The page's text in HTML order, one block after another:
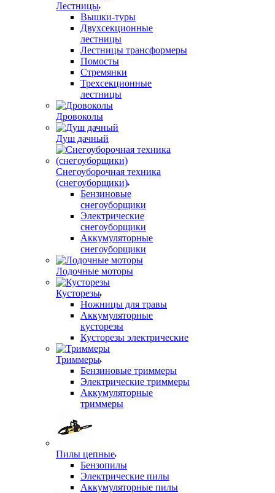
Лестницы
Вышки-туры
Двухсекционные
лестницы
Лестницы трансформеры
Помосты
Стремянки
Трехсекционные
лестницы
Дровоколы
Душ дачный
Снегоуборочная техника
(снегоуборщики)
Бензиновые
снегоуборщики
Электрические
снегоуборщики
Аккумуляторные
снегоуборщики
Лодочные моторы
Кусторезы
Ножницы для травы
Аккумуляторные
кусторезы
Кусторезы электрические
Триммеры
Бензиновые триммеры
Электрические триммеры
Аккумуляторные
триммеры
Пилы цепные
Бензопилы
Электрические пилы
Аккумуляторные пилы